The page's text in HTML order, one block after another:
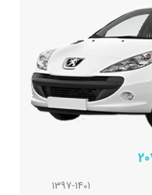
1397-1401